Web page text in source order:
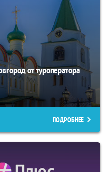
от туроператора
ПОДРОБНЕЕ